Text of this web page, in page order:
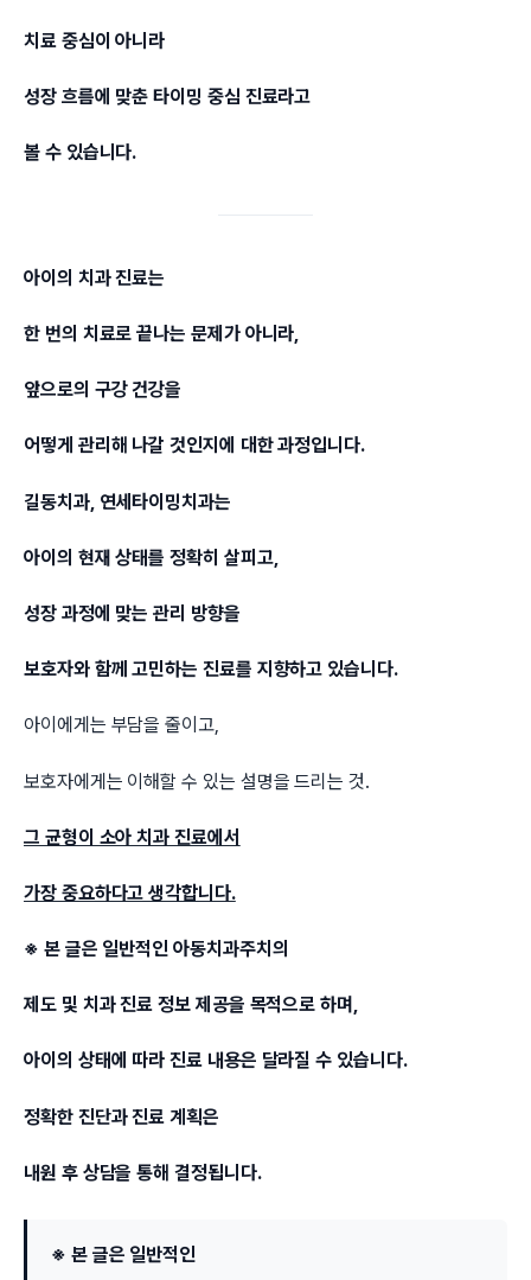
치료 중심이 아니라
성장 흐름에 맞춘 타이밍 중심 진료라고
볼 수 있습니다.
아이의 치과 진료는
한 번의 치료로 끝나는 문제가 아니라,
앞으로의 구강 건강을
어떻게 관리해 나갈 것인지에 대한 과정입니다.
길동치과, 연세타이밍치과는
아이의 현재 상태를 정확히 살피고,
성장 과정에 맞는 관리 방향을
보호자와 함께 고민하는 진료를 지향하고 있습니다.
아이에게는 부담을 줄이고,
보호자에게는 이해할 수 있는 설명을 드리는 것.
그 균형이 소아 치과 진료에서
가장 중요하다고 생각합니다.
※ 본 글은 일반적인 아동치과주치의
제도 및 치과 진료 정보 제공을 목적으로 하며,
아이의 상태에 따라 진료 내용은 달라질 수 있습니다.
정확한 진단과 진료 계획은
내원 후 상담을 통해 결정됩니다.
※ 본 글은 일반적인